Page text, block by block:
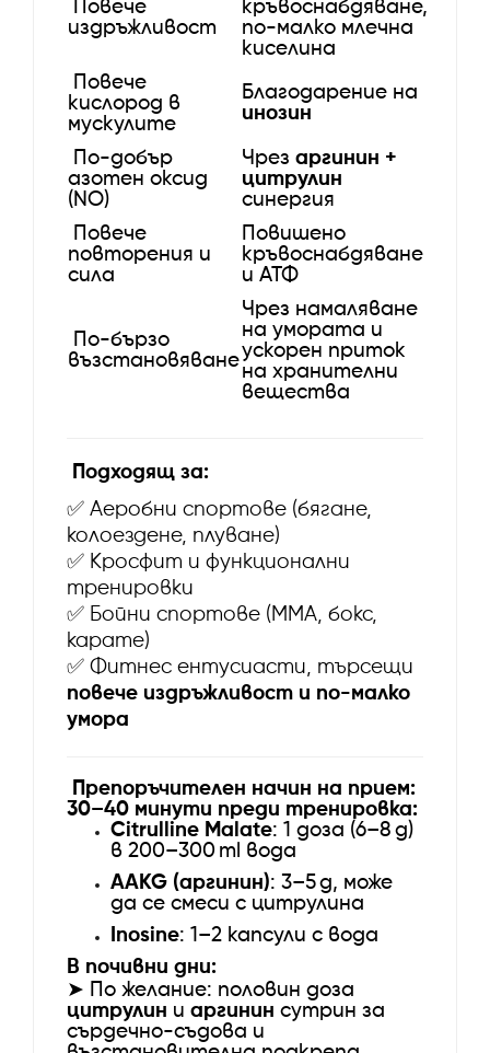
Повече
издръжливост
кръвоснабдяване,
по-малко млечна
киселина
Повече
кислород в
мускулите
Благодарение на
инозин
По-добър
азотен оксид
(NO)
Чрез аргинин +
цитрулин
синергия
Повече
повторения и
сила
Повишено
кръвоснабдяване
и АТФ
По-бързо
възстановяване
Чрез намаляване
на умората и
ускорен приток
на хранителни
вещества
Подходящ за:
✅ Аеробни спортове (бягане,
колоездене, плуване)
✅ Кросфит и функционални
тренировки
✅ Бойни спортове (ММА, бокс,
карате)
✅ Фитнес ентусиасти, търсещи
повече издръжливост и по-малко
умора
Препоръчителен начин на прием:
30–40 минути преди тренировка:
Citrulline Malate: 1 доза (6–8 g)
в 200–300 ml вода
AAKG (аргинин): 3–5 g, може
да се смеси с цитрулина
Inosine: 1–2 капсули с вода
В почивни дни:
➤ По желание: половин доза
цитрулин и аргинин сутрин за
сърдечно-съдова и